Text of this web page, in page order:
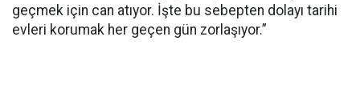
geçmek için can atıyor. İşte bu sebepten dolayı tarihi
evleri korumak her geçen gün zorlaşıyor.”